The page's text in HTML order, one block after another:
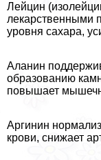
Лейцин
лекарственными
уровня сахара,
Аланин
образованию
повышает
Аргинин
крови, снижает